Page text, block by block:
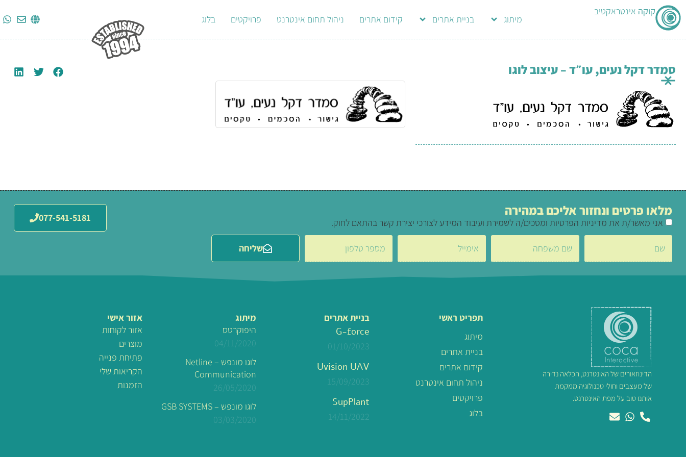
קוקה אינטראקטיב
מיתוג בניית אתרים קידום אתרים ניהול תחום אינטרנט פרויקטים בלוג
סמדר דקל נעים, עו״ד – עיצוב לוגו
מלאו פרטים ונחזור אליכם במהירה
אני מאשר/ת את מדיניות הפרטיות ומסכים/ה לשמירת ועיבוד המידע לצורכי יצירת קשר בהתאם לחוק.
שליחה
077-541-5181
הדינוזאורים של האינטרנט, הכלאה נדירה
של מעצבים וחולי טכנולוגיה ממקמת
אותנו טוב על מפת האינטרנט.
תפריט ראשי
מיתוג
בניית אתרים
קידום אתרים
ניהול תחום אינטרנט
פרויקטים
בלוג
בניית אתרים
G-force
01/10/2023
Uvision UAV
15/09/2023
SupPlant
14/11/2022
מיתוג
היפוקרטס
04/11/2020
לוגו מונפש – Netline
Communication
26/05/2020
לוגו מונפש – GSB SYSTEMS
03/03/2020
אזור אישי
אזור לקוחות
מוצרים
פתיחת פנייה
הקריאות שלי
הזמנות